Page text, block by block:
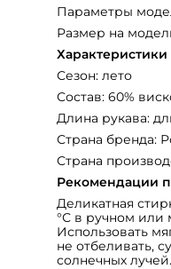
Параметры
Размер на
Характеристики
Сезон: лето
Состав: 60%
Длина рукава:
Страна бренда:
Страна
Рекомендации
Деликатная
°С в ручном
Использовать
не отбеливать,
солнечных лучей.